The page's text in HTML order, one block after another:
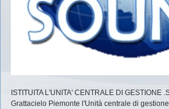
ISTITUITA L'UNITA' CENTRALE DI GESTIONE
Grattacielo Piemonte l'Unità centrale di